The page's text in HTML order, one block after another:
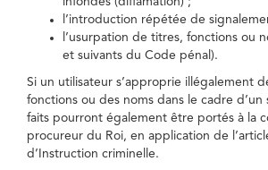
l’introduction répétée de
l’usurpation de titres, fonctions ou
et suivants du Code pénal).
Si un utilisateur s’approprie illégalement
fonctions ou des noms dans le cadre d’un
faits pourront également être portés à la
procureur du Roi, en application de
d’Instruction criminelle.